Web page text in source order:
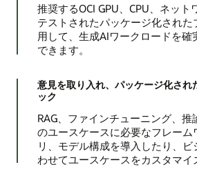
推奨するOCI GPU、CPU、ネッ
テストされたパッケージ化され
用して、生成AIワークロードを確
できます。
意見を取り入れ、パッケージ化され
ック
RAG、ファインチューニング、
のユースケースに必要なフレーム
リ、モデル構成を導入したり、
わせてユースケースをカスタマイ